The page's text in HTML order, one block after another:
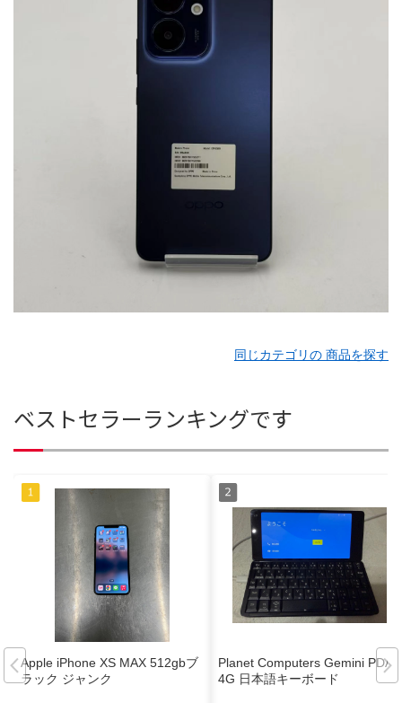
同じカテゴリの 商品を探す
ベストセラーランキングです
Apple iPhone XS MAX 512gbブ
ラック ジャンク
Planet Computers Gemini PDA
4G 日本語キーボード